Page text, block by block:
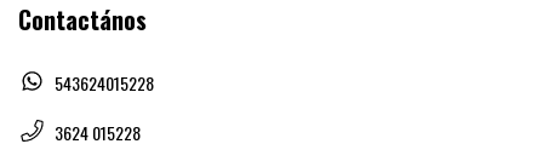
Contactános
543624015228
3624 015228